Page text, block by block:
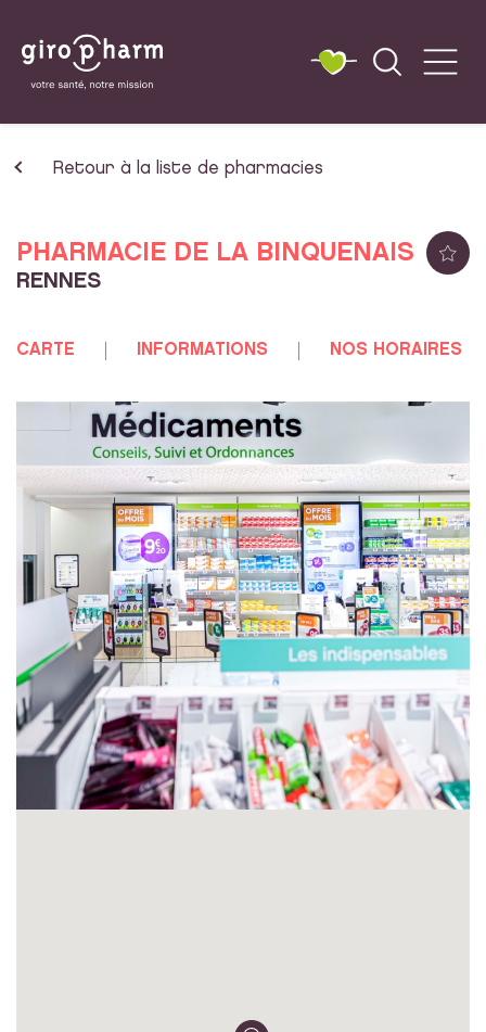
Retour à la liste de pharmacies
PHARMACIE DE LA BINQUENAIS
RENNES
CARTE INFORMATIONS NOS HORAIRES